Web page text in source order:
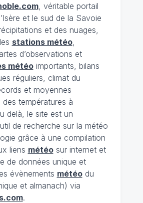
, véritable portail
et le sud de la Savoie
et des nuages,
stations météo,
d’observations et
météoimportants, bilans
réguliers, climat du
et moyennes
des températures à
delà, le site est un
de recherche sur la météo
grâce à une compilation
liens météosur internet et
de données unique et
évènements météodu
et almanach) via
.